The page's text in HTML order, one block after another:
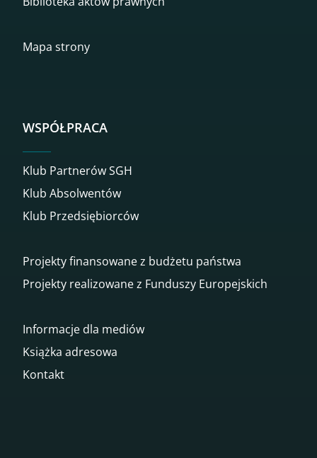
Mapa strony
WSPÓŁPRACA
Klub Partnerów SGH
Klub Absolwentów
Klub Przedsiębiorców
Projekty finansowane z budżetu państwa
Projekty realizowane z Funduszy Europejskich
Informacje dla mediów
Książka adresowa
Kontakt